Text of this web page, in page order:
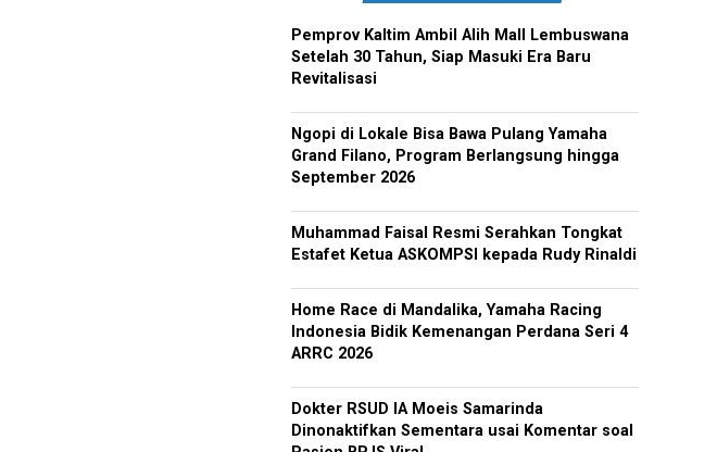
Pemprov Kaltim Ambil Alih Mall Lembuswana
Setelah 30 Tahun, Siap Masuki Era Baru
Revitalisasi
Ngopi di Lokale Bisa Bawa Pulang Yamaha
Grand Filano, Program Berlangsung hingga
September 2026
Muhammad Faisal Resmi Serahkan Tongkat
Estafet Ketua ASKOMPSI kepada Rudy Rinaldi
Home Race di Mandalika, Yamaha Racing
Indonesia Bidik Kemenangan Perdana Seri 4
ARRC 2026
Dokter RSUD IA Moeis Samarinda
Dinonaktifkan Sementara usai Komentar soal